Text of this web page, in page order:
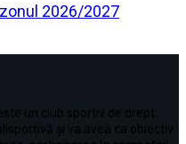
2026/2027
un club sportiv de drept
și va avea ca obiectiv